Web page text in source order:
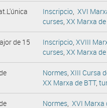
Inscripcio, XVI
curses, XX Marxa de
de 15
Inscripcio, XVIII
curses, XX Marxa de
Normes, XIII Cursa
XX Marxa de BTT,
Normes, XVI Marxa